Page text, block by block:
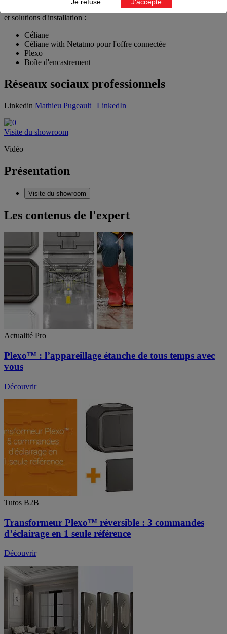
, en charge des gammes d'appareillage
et solutions d'installation :
Céliane
Céliane with Netatmo pour l'offre connectée
Plexo
Boîte d'encastrement
Réseaux sociaux professionnels
Linkedin Mathieu Pugeault | LinkedIn
Visite du showroom
Vidéo
Présentation
Visite du showroom
Les contenus de l'expert
Actualité Pro
Plexo™ : l’appareillage étanche de tous temps avec
vous
Découvrir
Tutos B2B
Transformeur Plexo™ réversible : 3 commandes
d’éclairage en 1 seule référence
Découvrir